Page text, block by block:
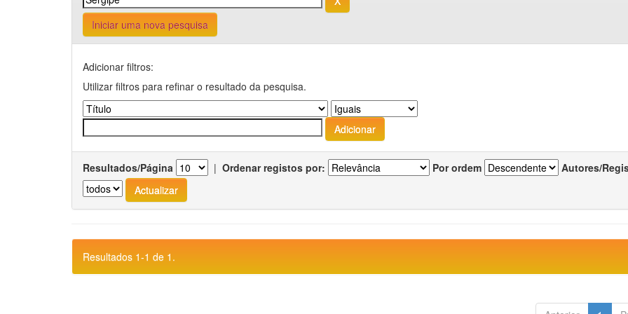
Iniciar uma nova pesquisa
Adicionar filtros:
Utilizar filtros para refinar o resultado da pesquisa.
Resultados/Página | Ordenar registos por: Por ordem Autores/
Resultados 1-1 de 1.